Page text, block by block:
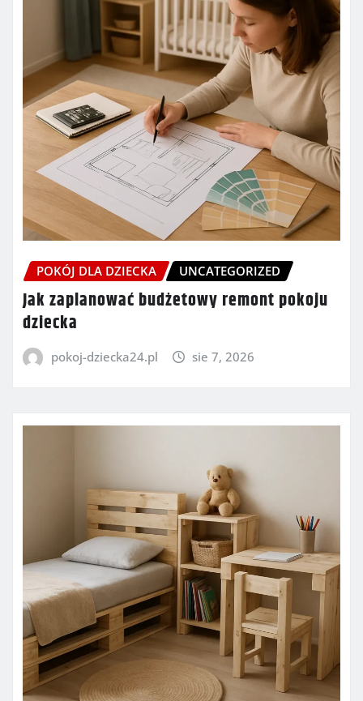
POKÓJ DLA DZIECKA UNCATEGORIZED
Jak zaplanować budżetowy remont pokoju
dziecka
pokoj-dziecka24.pl sie 7, 2026